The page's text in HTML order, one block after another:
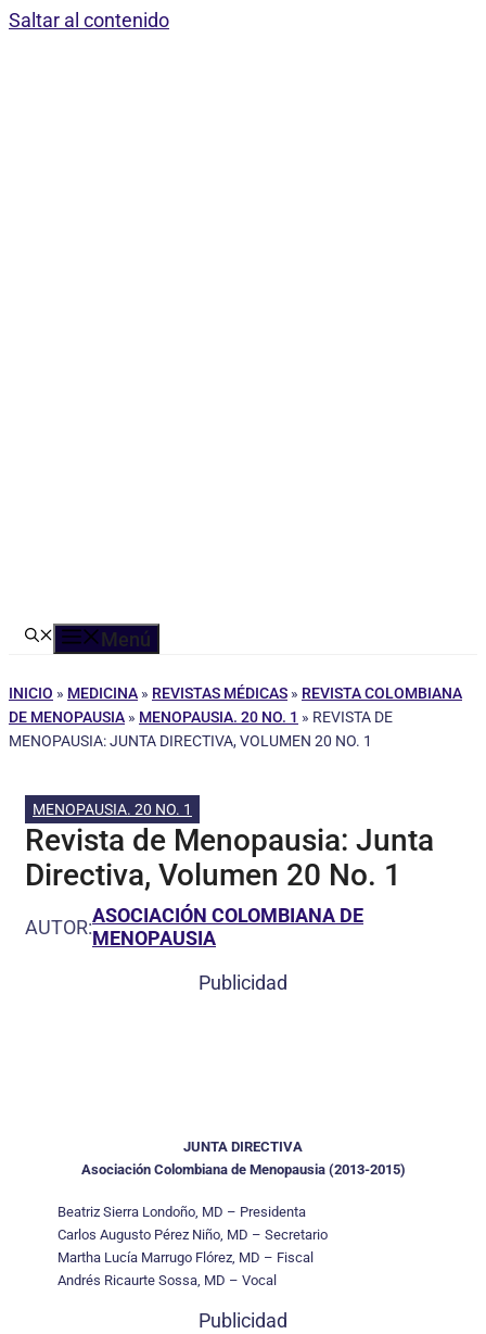
Saltar al contenido
Menú
INICIO » MEDICINA » REVISTAS MÉDICAS » REVISTA COLOMBIANA
DE MENOPAUSIA » MENOPAUSIA. 20 NO. 1 » REVISTA DE
MENOPAUSIA: JUNTA DIRECTIVA, VOLUMEN 20 NO. 1
MENOPAUSIA. 20 NO. 1
Revista de Menopausia: Junta
Directiva, Volumen 20 No. 1
AUTOR:ASOCIACIÓN COLOMBIANA DE
MENOPAUSIA
Publicidad
JUNTA DIRECTIVA
Asociación Colombiana de Menopausia (2013-2015)
Beatriz Sierra Londoño, MD – Presidenta
Carlos Augusto Pérez Niño, MD – Secretario
Martha Lucía Marrugo Flórez, MD – Fiscal
Andrés Ricaurte Sossa, MD – Vocal
Publicidad